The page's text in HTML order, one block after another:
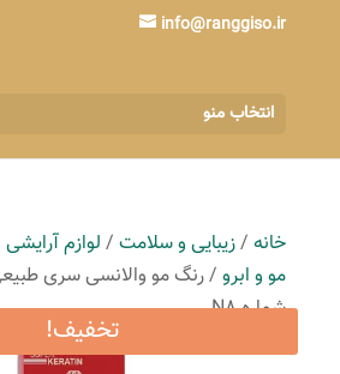
info@ranggiso.ir
انتخاب منو
خانه/زیبایی و سلامت/ لوازم آرایشی
مو و ابرو/ رنگ مو والانسی سری
شماره N8
تخفیف!